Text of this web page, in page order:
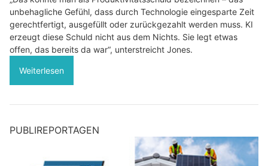
unbehagliche Gefühl, dass durch Technologie eingesparte Zeit
gerechtfertigt, ausgefüllt oder zurückgezahlt werden muss. KI
erzeugt diese Schuld nicht aus dem Nichts. Sie legt etwas
offen, das bereits da war“, unterstreicht Jones.
Weiterlesen
PUBLIREPORTAGEN